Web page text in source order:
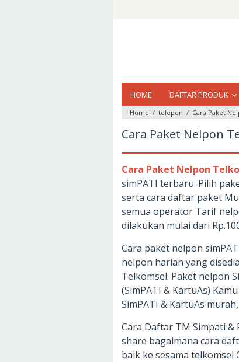
HOME DAFTAR PRODUK
Home / telepon / Cara Paket
Cara Paket Nelpon
Cara Paket Nelpon
simPATI terbaru. Pilih
serta cara daftar paket
semua operator Tarif
dilakukan mulai dari
Cara paket nelpon
nelpon harian yang
Telkomsel. Paket nelpon
(SimPATI & KartuAs)
SimPATI & KartuAs
Cara Daftar TM Simpati &
share bagaimana cara
baik ke sesama